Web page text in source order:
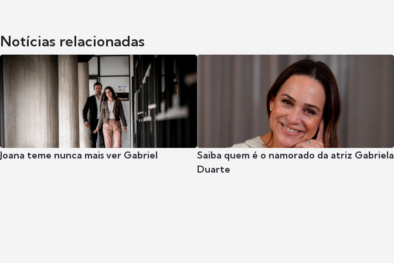
Notícias relacionadas
Joana teme nunca mais ver Gabriel
Saiba quem é o namorado da atriz Gabriela
Duarte